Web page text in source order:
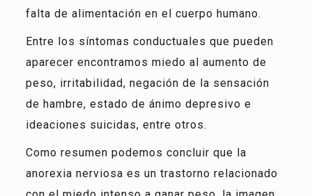
falta de alimentación en el cuerpo humano.
Entre los síntomas conductuales que pueden
aparecer encontramos miedo al aumento de
peso, irritabilidad, negación de la sensación
de hambre, estado de ánimo depresivo e
ideaciones suicidas, entre otros.
Como resumen podemos concluir que la
anorexia nerviosa es un trastorno relacionado